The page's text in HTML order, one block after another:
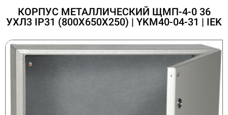
КОРПУС МЕТАЛЛИЧЕСКИЙ ЩМП-4-0 36
УХЛ3 IP31 (800X650X250) | YKM40-04-31 | IEK